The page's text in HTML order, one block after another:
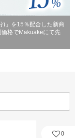
)」を15％配合した新商
格でMakuakeにて先
0